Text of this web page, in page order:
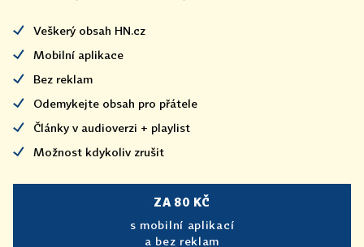
Veškerý obsah HN.cz
Mobilní aplikace
Bez reklam
Odemykejte obsah pro přátele
Články v audioverzi + playlist
Možnost kdykoliv zrušit
ZA 80 KČ
s mobilní aplikací
a bez reklam